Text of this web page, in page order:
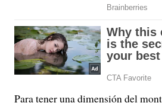
Para tener una dimensión del